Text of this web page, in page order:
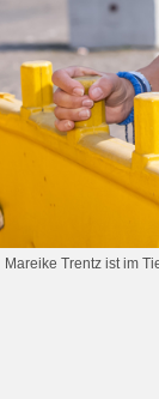
Mareike Trentz ist im